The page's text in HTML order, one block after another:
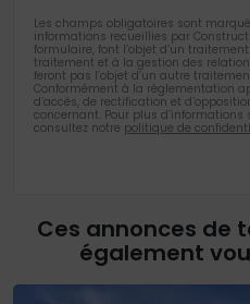
Les champs obligatoires sont
informations recueillies par
formulaire, font l’objet d’un
traitement et à la gestion des
feront pas l’objet d’un autre
Conformément à la règlementation
d’accès, de rectification et
concernant. Pour plus
consultez notre politique de
Ces annonces de
également